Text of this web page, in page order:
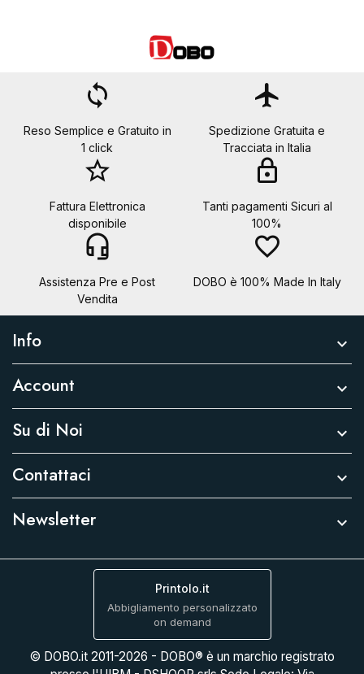
loop
Reso Semplice e Gratuito in
1 click
flight
Spedizione Gratuita e
Tracciata in Italia
star_border
Fattura Elettronica
disponibile
lock
Tanti pagamenti Sicuri al
100%
headset_mic
Assistenza Pre e Post
Vendita
favorite_border
DOBO è 100% Made In Italy
Info 
Account 
Su di Noi 
Contattaci 
Newsletter 
Printolo.it
Abbigliamento personalizzato
on demand
© DOBO.it 2011-2026 - DOBO® è un marchio registrato